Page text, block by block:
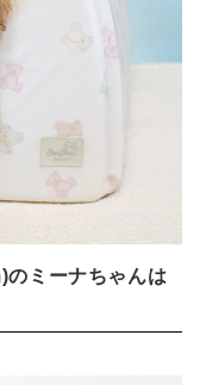
のミーナちゃんは